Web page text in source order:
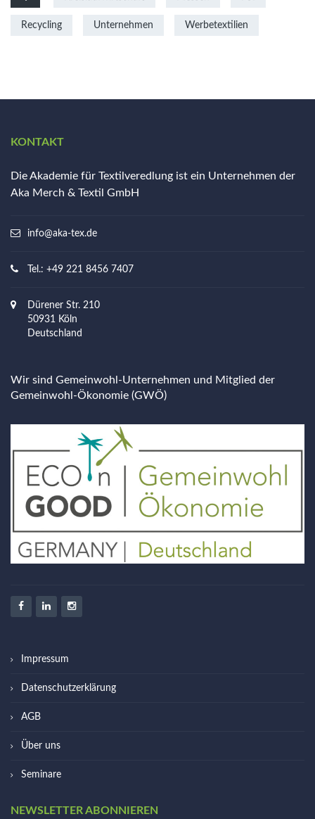
Recycling Unternehmen Werbetextilien
KONTAKT
Die Akademie für Textilveredlung ist ein Unternehmen der
Aka Merch & Textil GmbH
info@aka-tex.de
Tel.: +49 221 8456 7407
Dürener Str. 210
50931 Köln
Deutschland
Wir sind Gemeinwohl-Unternehmen und Mitglied der
Gemeinwohl-Ökonomie (GWÖ)
Impressum
Datenschutzerklärung
AGB
Über uns
Seminare
NEWSLETTER ABONNIEREN